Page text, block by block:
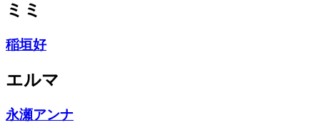
ミミ
稲垣好
エルマ
永瀬アンナ